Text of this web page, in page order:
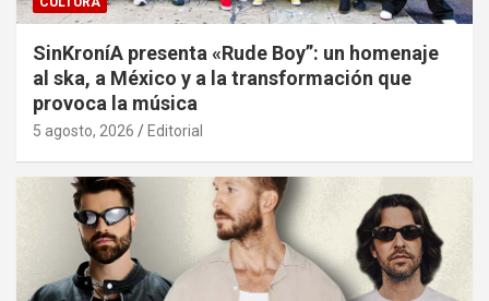
SinKroníA presenta «Rude Boy”: un homenaje
al ska, a México y a la transformación que
provoca la música
5 agosto, 2026 Editorial